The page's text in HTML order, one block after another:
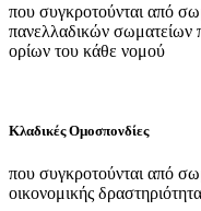
που συγκροτούνται από
πανελλαδικών σωματείων
ορίων του κάθε νομού
Κλαδικές Ομοσπονδίες
που συγκροτούνται από
οικονομικής